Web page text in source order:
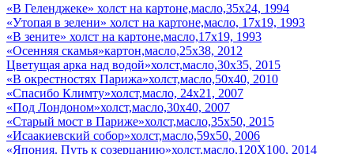
«В Геленджеке» холст на картоне,масло,35х24, 1994
«Утопая в зелени» холст на картоне,масло, 17х19, 1993
«В зените» холст на картоне,масло,17х19, 1993
«Осенняя скамья»картон,масло,25х38, 2012
Цветущая арка над водой»холст,масло,30х35, 2015
«В окрестностях Парижа»холст,масло,50х40, 2010
«Спасибо Климту»холст,масло, 24х21, 2007
«Под Лондоном»холст,масло,30х40, 2007
«Старый мост в Париже»холст,масло,35х50, 2015
«Исаакиевский собор»холст,масло,59х50, 2006
«Япония. Путь к созерцанию»холст,масло,120Х100, 2014